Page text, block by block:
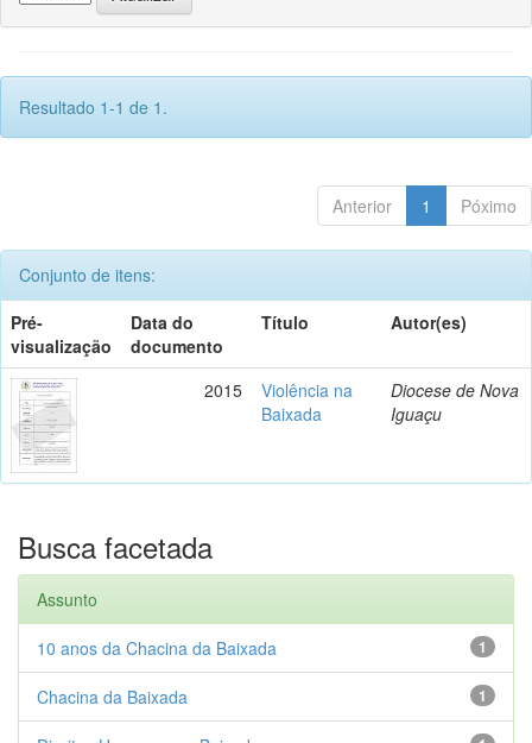
Resultado 1-1 de 1.
Anterior 1 Póximo
Conjunto de itens:
Pré-
visualização
Data do
documento
Título Autor(es)
2015
Violência na
Baixada
Diocese de Nova
Iguaçu
Busca facetada
Assunto
1
10 anos da Chacina da Baixada
1
Chacina da Baixada